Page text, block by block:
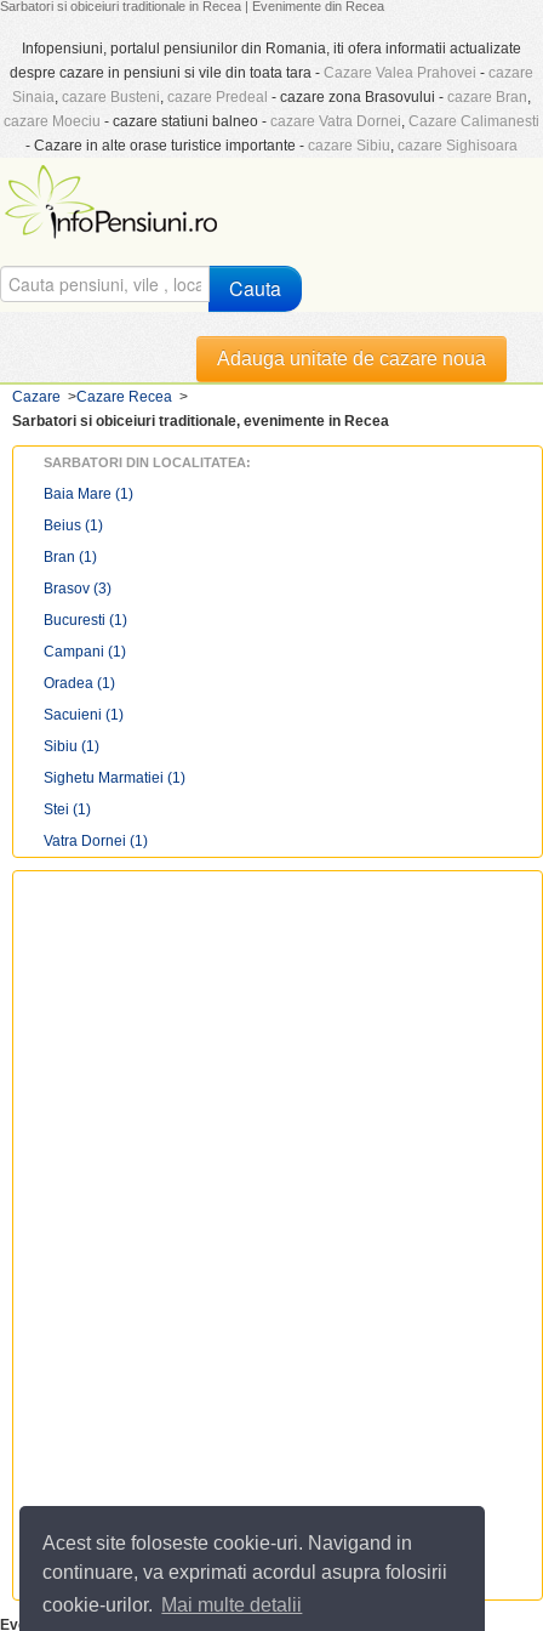
Acest site foloseste cookie-uri. Navigand in
continuare, va exprimati acordul asupra folosirii
cookie-urilor. Mai multe detalii
Sarbatori si obiceiuri traditionale in Recea | Evenimente din Recea
Infopensiuni, portalul pensiunilor din Romania, iti ofera informatii actualizate
despre cazare in pensiuni si vile din toata tara - Cazare Valea Prahovei - cazare
Sinaia, cazare Busteni, cazare Predeal - cazare zona Brasovului - cazare Bran,
cazare Moeciu - cazare statiuni balneo - cazare Vatra Dornei, Cazare Calimanesti
- Cazare in alte orase turistice importante - cazare Sibiu, cazare Sighisoara
Cauta
Adauga unitate de cazare noua
Cazare >Cazare Recea >
Sarbatori si obiceiuri traditionale, evenimente in Recea
SARBATORI DIN LOCALITATEA:
Baia Mare (1)
Beius (1)
Bran (1)
Brasov (3)
Bucuresti (1)
Campani (1)
Oradea (1)
Sacuieni (1)
Sibiu (1)
Sighetu Marmatiei (1)
Stei (1)
Vatra Dornei (1)
Evenimente si sarbatori traditionale in